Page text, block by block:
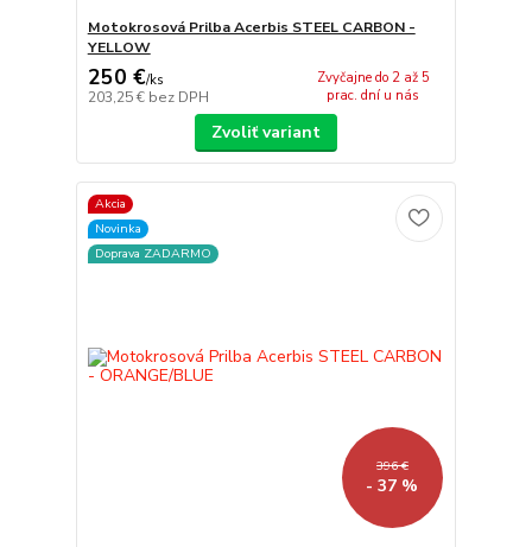
Motokrosová Prilba Acerbis STEEL CARBON -
YELLOW
250 €/ks
203,25 € bez DPH
Zvyčajne do 2 až 5
prac. dní u nás
Zvoliť variant
Akcia
Novinka
Doprava ZADARMO
396 €
- 37 %